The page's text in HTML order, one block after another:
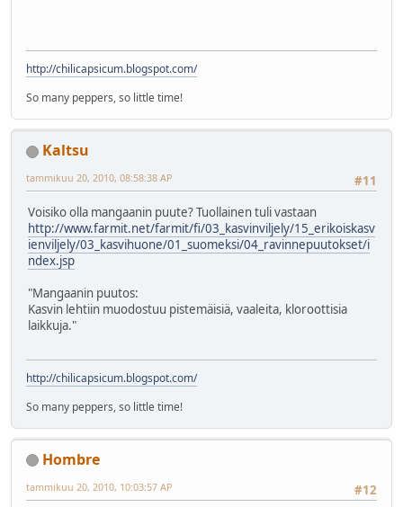
http://chilicapsicum.blogspot.com/
So many peppers, so little time!
Kaltsu
#11
tammikuu 20, 2010, 08:58:38 AP
Voisiko olla mangaanin puute? Tuollainen tuli vastaan
http://www.farmit.net/farmit/fi/03_kasvinviljely/15_erikoiskasv
ienviljely/03_kasvihuone/01_suomeksi/04_ravinnepuutokset/i
ndex.jsp
"Mangaanin puutos:
Kasvin lehtiin muodostuu pistemäisiä, vaaleita, kloroottisia
laikkuja."
http://chilicapsicum.blogspot.com/
So many peppers, so little time!
Hombre
#12
tammikuu 20, 2010, 10:03:57 AP